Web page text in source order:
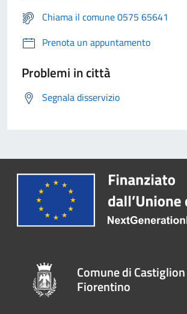
Chiama il comune 0575 65641
Prenota un appuntamento
Problemi in città
Segnala disservizio
Comune di Castiglion
Fiorentino